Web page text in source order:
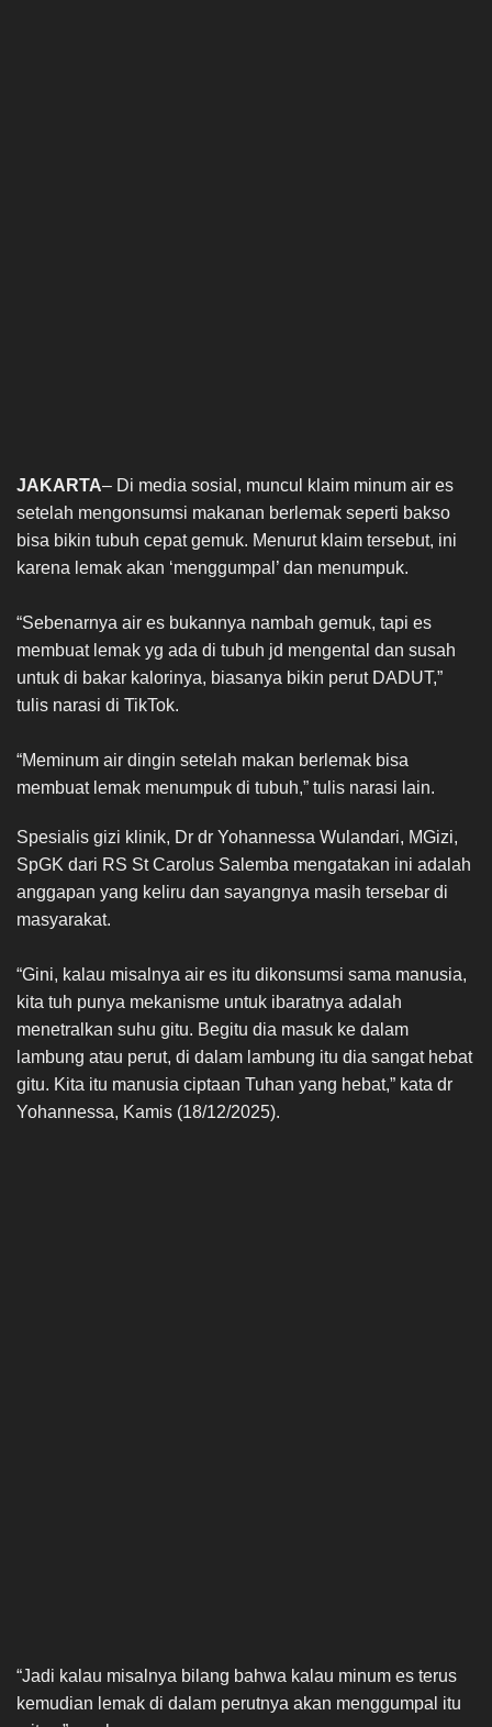
JAKARTA– Di media sosial, muncul klaim minum air es
setelah mengonsumsi makanan berlemak seperti bakso
bisa bikin tubuh cepat gemuk. Menurut klaim tersebut, ini
karena lemak akan ‘menggumpal’ dan menumpuk.
“Sebenarnya air es bukannya nambah gemuk, tapi es
membuat lemak yg ada di tubuh jd mengental dan susah
untuk di bakar kalorinya, biasanya bikin perut DADUT,”
tulis narasi di TikTok.
“Meminum air dingin setelah makan berlemak bisa
membuat lemak menumpuk di tubuh,” tulis narasi lain.
Spesialis gizi klinik, Dr dr Yohannessa Wulandari, MGizi,
SpGK dari RS St Carolus Salemba mengatakan ini adalah
anggapan yang keliru dan sayangnya masih tersebar di
masyarakat.
“Gini, kalau misalnya air es itu dikonsumsi sama manusia,
kita tuh punya mekanisme untuk ibaratnya adalah
menetralkan suhu gitu. Begitu dia masuk ke dalam
lambung atau perut, di dalam lambung itu dia sangat hebat
gitu. Kita itu manusia ciptaan Tuhan yang hebat,” kata dr
Yohannessa, Kamis (18/12/2025).
“Jadi kalau misalnya bilang bahwa kalau minum es terus
kemudian lemak di dalam perutnya akan menggumpal itu